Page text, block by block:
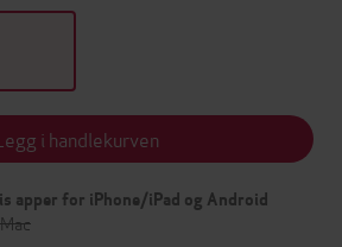
i handlekurven
apper for iPhone/iPad og Android